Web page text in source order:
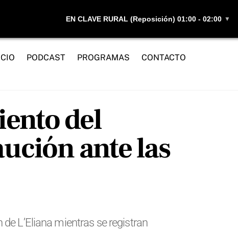
EN CLAVE RURAL (Reposición) 01:00 - 02:00 ▼
PODCAST PROGRAMAS CONTACTO
del
ante las
L’Eliana mientras se registran